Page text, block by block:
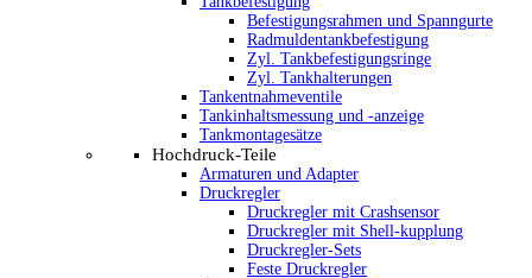
Befestigungsrahmen und Spanngurte
Radmuldentankbefestigung
Zyl. Tankbefestigungsringe
Zyl. Tankhalterungen
Tankentnahmeventile
Tankinhaltsmessung und -anzeige
Tankmontagesätze
Hochdruck-Teile
Armaturen und Adapter
Druckregler
Druckregler mit Crashsensor
Druckregler mit Shell-kupplung
Druckregler-Sets
Feste Druckregler